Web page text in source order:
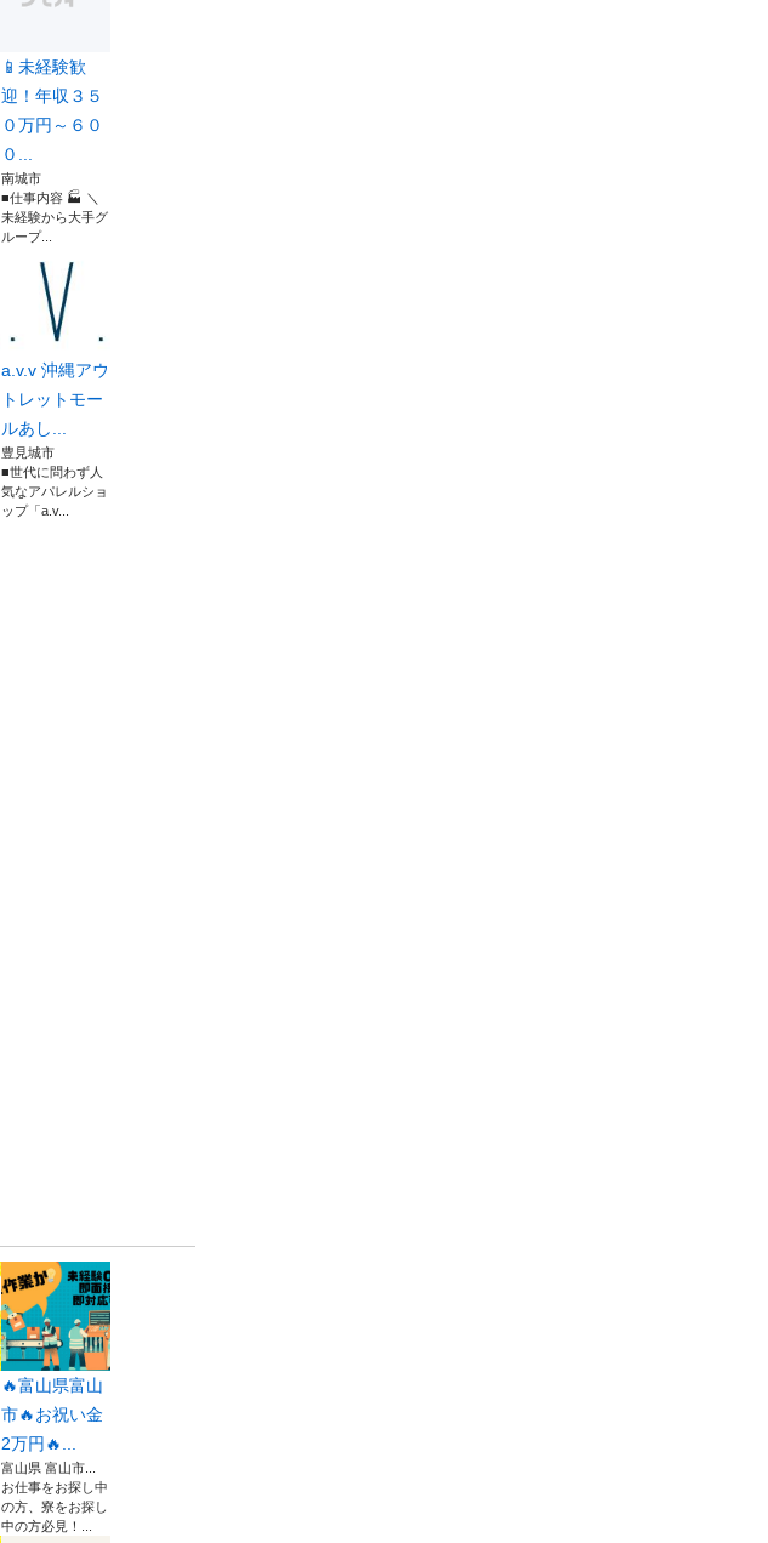
📱未経験歓
迎！年収３５
０万円～６０
０...
南城市
■仕事内容 🏭 ＼
未経験から大手グ
ループ...
a.v.v 沖縄アウ
トレットモー
ルあし...
豊見城市
■世代に問わず人
気なアパレルショ
ップ「a.v...
🔥富山県富山
市🔥お祝い金
2万円🔥...
富山県 富山市...
お仕事をお探し中
の方、寮をお探し
中の方必見！...